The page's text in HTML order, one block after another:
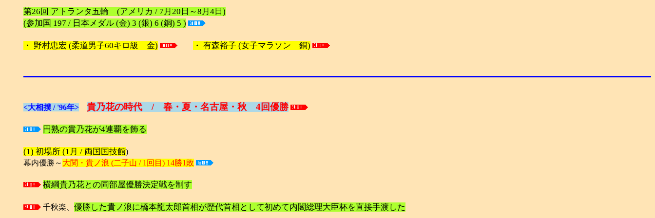
第26回 アトランタ五輪 (アメリカ / 7月20日～8月4日)
(参加国 197 / 日本メダル (金) 3 (銀) 6 (銅) 5 )
・ 野村忠宏 (柔道男子60キロ級 金) ・ 有森裕子 (女子マラソン 銅)
<大相撲 / '96年> 貴乃花の時代 / 春・夏・名古屋・秋 4回優勝
円熟の貴乃花が4連覇を飾る
(1) 初場所 (1月 / 両国国技館)
幕内優勝～ 大関・貴ノ浪 (二子山 / 1回目) 14勝1敗
横綱貴乃花との同部屋優勝決定戦を制す
千秋楽、 優勝した貴ノ浪に橋本龍太郎首相が歴代首相として初めて内閣総理大臣杯を直接手渡した